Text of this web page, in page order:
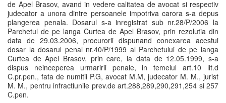
de Apel Brasov, avand in vedere calitatea de avocat si respectiv
judecator a unora dintre persoanele impotriva carora s-a depus
plangerea penala. Dosarul s-a inregistrat sub nr.28/P/2006 la
Parchetul de pe langa Curtea de Apel Brasov, prin rezolutia din
data de 29.03.2006, procurorii dispunand conexarea acestui
dosar la dosarul penal nr.40/P/1999 al Parchetului de pe langa
Curtea de Apel Brasov, prin care, la data de 12.05.1999, s-a
dispus neinceperea urmaririi penale, in temeiul art.10 lit.d
C.pr.pen., fata de numitii P.G, avocat M.M, judecator M. M., jurist
M. M., pentru infractiunile prev.de art.288,289,290,291,254 si 257
C.pen.